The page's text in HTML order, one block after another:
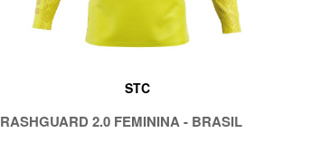
STC
RASHGUARD 2.0 FEMININA - BRASIL